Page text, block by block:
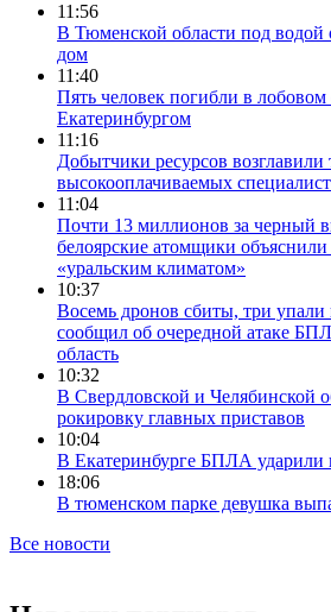
11:56
В Тюменской области под водой
дом
11:40
Пять человек погибли в
Екатеринбургом
11:16
Добытчики ресурсов
высокооплачиваемых
11:04
Почти 13 миллионов за черный
белоярские атомщики
«уральским климатом»
10:37
Восемь дронов сбиты, три
сообщил об очередной атаке
область
10:32
В Свердловской и Челябинской
рокировку главных приставов
10:04
В Екатеринбурге БПЛА ударили
18:06
В тюменском парке девушка
Все новости